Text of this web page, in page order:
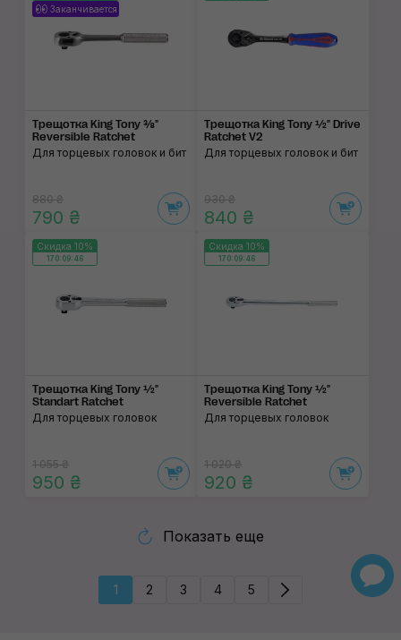
Заканчивается
Трещотка King Tony ⅜"
Reversible Ratchet
Для торцевых головок и бит
880 ₴
790 ₴
Трещотка King Tony ½" Drive
Ratchet V2
Для торцевых головок и бит
930 ₴
840 ₴
Скидка 10%
170:09:46
Трещотка King Tony ½"
Standart Ratchet
Для торцевых головок
1 055 ₴
950 ₴
Скидка 10%
170:09:46
Трещотка King Tony ½"
Reversible Ratchet
Для торцевых головок
1 020 ₴
920 ₴
Показать еще
1 2 3 4 5